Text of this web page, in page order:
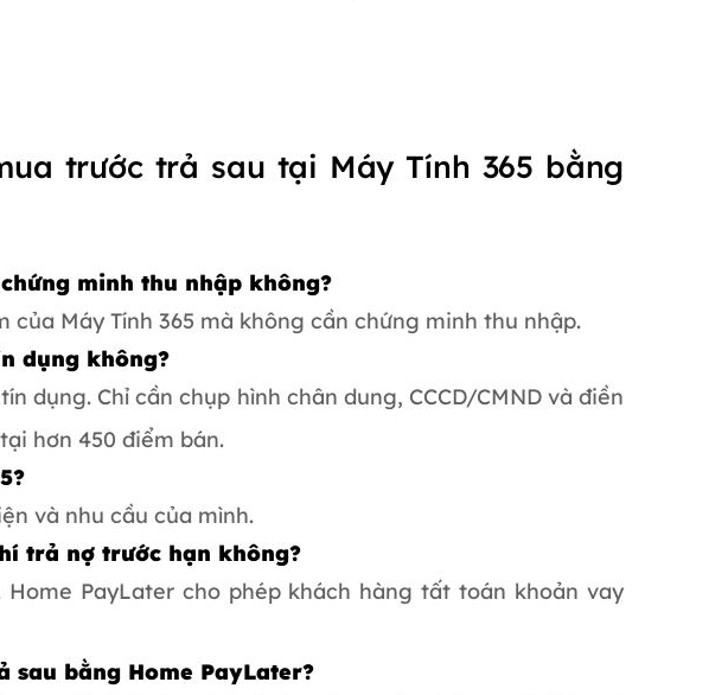
trước trả sau tại Máy Tính 365 bằng
minh thu nhập không?
Máy Tính 365 mà không cần chứng minh thu nhập.
dụng không?
dụng. Chỉ cần chụp hình chân dung, CCCD/CMND và điền
hơn 450 điểm bán.
và nhu cầu của mình.
trả nợ trước hạn không?
PayLater cho phép khách hàng tất toán khoản vay
bằng Home PayLater?